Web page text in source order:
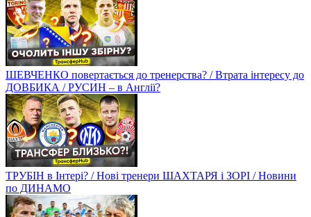
ШЕВЧЕНКО повертається до тренерства? / Втрата інтересу до
ДОВБИКА / РУСИН – в Англії?
ТРУБІН в Інтері? / Нові тренери ШАХТАРЯ і ЗОРІ / Новини
по ДИНАМО